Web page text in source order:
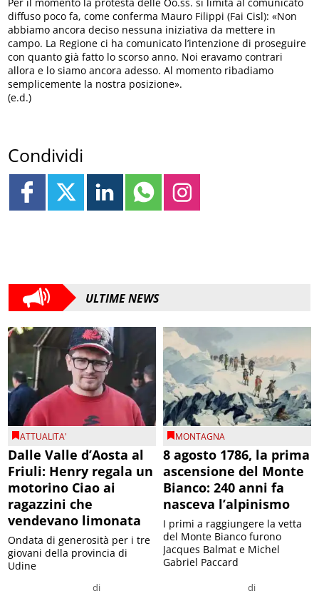
Per il momento la protesta delle Oo.ss. si limita al comunicato
diffuso poco fa, come conferma Mauro Filippi (Fai Cisl): «Non
abbiamo ancora deciso nessuna iniziativa da mettere in
campo. La Regione ci ha comunicato l’intenzione di proseguire
con quanto già fatto lo scorso anno. Noi eravamo contrari
allora e lo siamo ancora adesso. Al momento ribadiamo
semplicemente la nostra posizione».
(e.d.)
Condividi
ULTIME NEWS
ATTUALITA'
Dalle Valle d’Aosta al
Friuli: Henry regala un
motorino Ciao ai
ragazzini che
vendevano limonata
di
Ondata di generosità per i tre
giovani della provincia di
Udine
MONTAGNA
8 agosto 1786, la prima
ascensione del Monte
Bianco: 240 anni fa
nasceva l’alpinismo
di
I primi a raggiungere la vetta
del Monte Bianco furono
Jacques Balmat e Michel
Gabriel Paccard